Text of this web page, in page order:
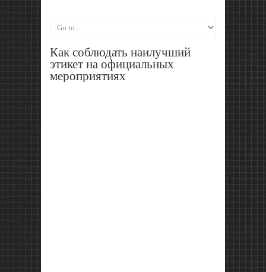
Как соблюдать наилучший
этикет на официальных
мероприятиях